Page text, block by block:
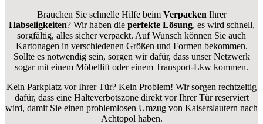
Brauchen Sie schnelle Hilfe beim Verpacken Ihrer
Habseligkeiten? Wir haben die perfekte Lösung, es wird schnell,
sorgfältig, alles sicher verpackt. Auf Wunsch können Sie auch
Kartonagen in verschiedenen Größen und Formen bekommen.
Sollte es notwendig sein, sorgen wir dafür, dass unser Netzwerk
sogar mit einem Möbellift oder einem Transport-Lkw kommen.
Kein Parkplatz vor Ihrer Tür? Kein Problem! Wir sorgen rechtzeitig
dafür, dass eine Halteverbotszone direkt vor Ihrer Tür reserviert
wird, damit Sie einen problemlosen Umzug von Kaiserslautern nach
Achtopol haben.